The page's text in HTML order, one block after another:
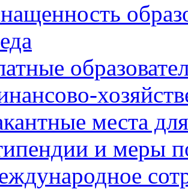
места
и меры